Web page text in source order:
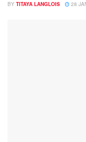
BY TITAYA LANGLOIS 28